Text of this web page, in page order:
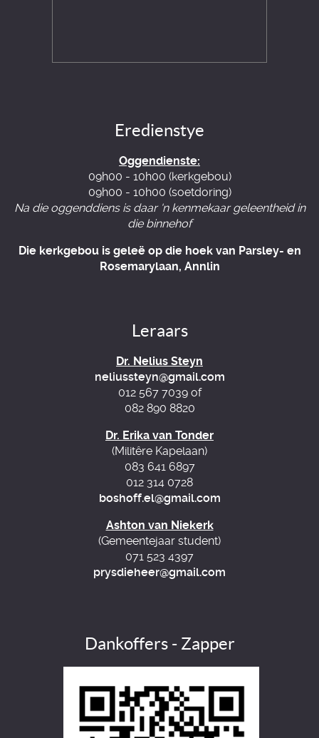
Eredienstye
Oggendienste:
09h00 - 10h00 (kerkgebou)
09h00 - 10h00 (soetdoring)
Na die oggenddiens is daar 'n kenmekaar geleentheid in
die binnehof
Die kerkgebou is geleë op die hoek van Parsley- en
Rosemarylaan, Annlin
Leraars
Dr. Nelius Steyn
neliussteyn@gmail.com
012 567 7039 of
082 890 8820
Dr. Erika van Tonder
(Militêre Kapelaan)
083 641 6897
012 314 0728
boshoff.el@gmail.com
Ashton van Niekerk
(Gemeentejaar student)
071 523 4397
prysdieheer@gmail.com
Dankoffers - Zapper